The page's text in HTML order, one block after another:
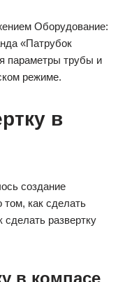
Оборудование:
«Патрубок
параметры трубы и
режиме.
в
создание
том, как сделать
сделать развертку